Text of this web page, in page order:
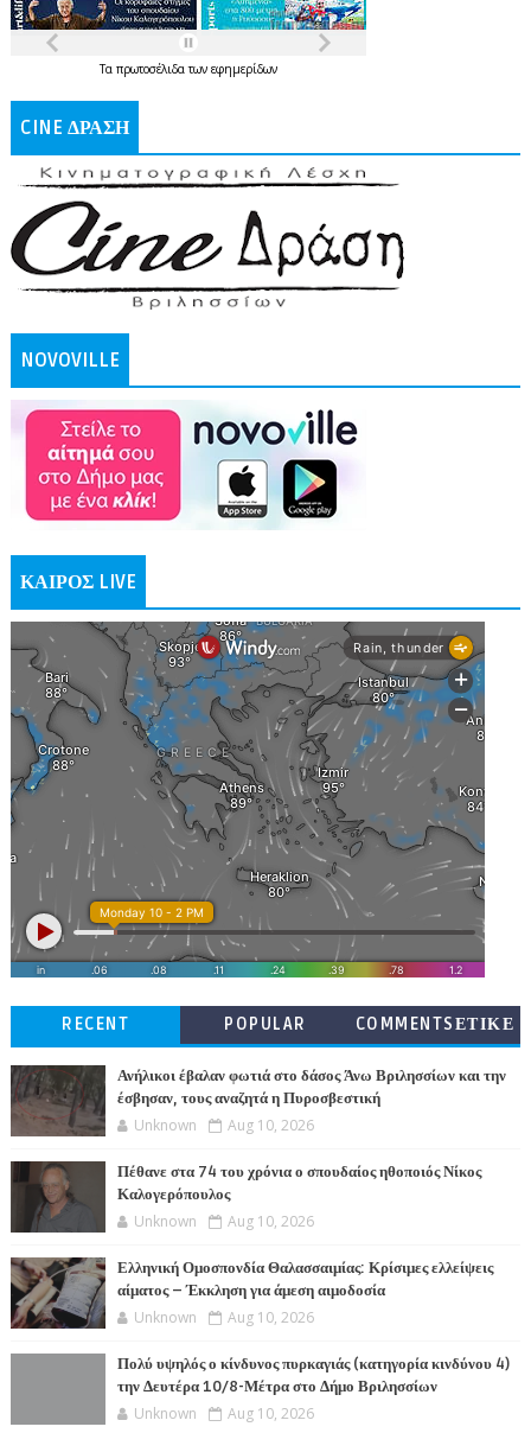
Τα πρωτοσέλιδατων εφημερίδων
CINE ΔΡΑΣΗ
NOVOVILLE
ΚΑΙΡΟΣ LIVE
RECENT POPULAR
COMMENTSΕΤΙΚΕ
Ανήλικοι έβαλαν φωτιά στο δάσος Άνω Βριλησσίων και την
έσβησαν, τους αναζητά η Πυροσβεστική
Unknown Aug 10, 2026
Πέθανε στα 74 του χρόνια ο σπουδαίος ηθοποιός Νίκος
Καλογερόπουλος
Unknown Aug 10, 2026
Ελληνική Ομοσπονδία Θαλασσαιμίας: Κρίσιμες ελλείψεις
αίματος – Έκκληση για άμεση αιμοδοσία
Unknown Aug 10, 2026
Πολύ υψηλός ο κίνδυνος πυρκαγιάς (κατηγορία κινδύνου 4)
την Δευτέρα 10/8-Μέτρα στο Δήμο Βριλησσίων
Unknown Aug 10, 2026